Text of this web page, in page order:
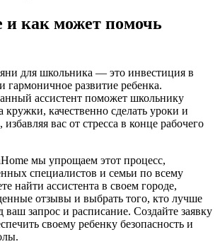
и как может помочь
для школьника — это инвестиция в
гармоничное развитие ребенка.
ассистент поможет школьнику
кружки, качественно сделать уроки и
вас от стресса в конце рабочего
мы упрощаем этот процесс,
специалистов и семьи по всему
найти ассистента в своем городе,
отзывы и выбрать того, кто лучше
ваш запрос и расписание. Создайте заявку
своему ребенку безопасность и